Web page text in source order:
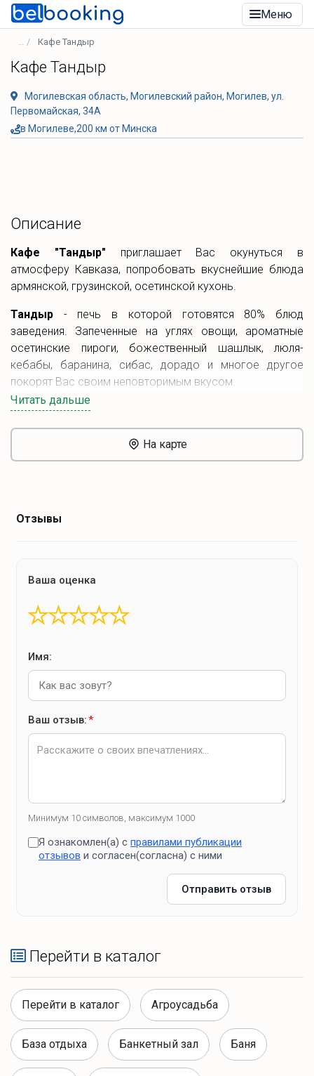
Меню
Кафе Тандыр
Кафе Тандыр
Могилевская область, Могилевский район, Могилев, ул.
Первомайская, 34А
в Могилеве,200 км от Минска
Описание
Кафе "Тандыр" приглашает Вас окунуться в
атмосферу Кавказа, попробовать вкуснейшие блюда
армянской, грузинской, осетинской кухонь.
Тандыр - печь в которой готовятся 80% блюд
заведения. Запеченные на углях овощи, ароматные
осетинские пироги, божественный шашлык, люля-
кебабы, баранина, сибас, дорадо и многое другое
покорят Вас своим неповторимым вкусом.
Работает доставка блюд.
Читать дальше
На карте
Отзывы
Ваша оценка
★
★
★
★
★
Имя:
Ваш отзыв:*
Минимум 10 символов, максимум 1000
Я ознакомлен(а) с правилами публикации
отзывов и согласен(согласна) с ними
Отправить отзыв
Перейти в каталог
Перейти в каталог Агроусадьба
База отдыха Банкетный зал Баня